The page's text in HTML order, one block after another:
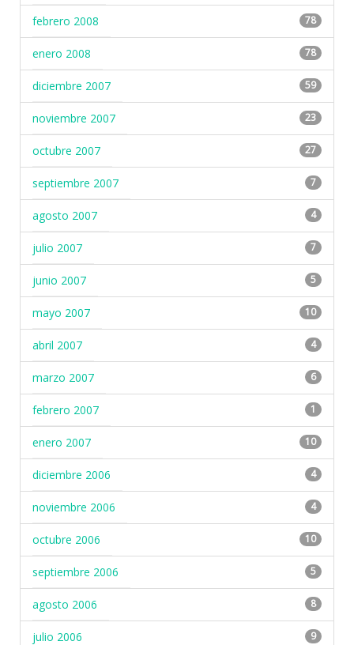
febrero 2008 78
enero 2008 78
diciembre 2007 59
noviembre 2007 23
octubre 2007 27
septiembre 2007 7
agosto 2007 4
julio 2007 7
junio 2007 5
mayo 2007 10
abril 2007 4
marzo 2007 6
febrero 2007 1
enero 2007 10
diciembre 2006 4
noviembre 2006 4
octubre 2006 10
septiembre 2006 5
agosto 2006 8
julio 2006 9